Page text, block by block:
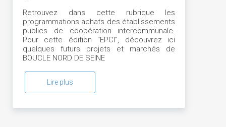
Retrouvez dans cette rubrique les
programmations achats des établissements
publics de coopération intercommunale.
Pour cette édition "EPCI", découvrez ici
quelques futurs projets et marchés de
BOUCLE NORD DE SEINE
Lire plus